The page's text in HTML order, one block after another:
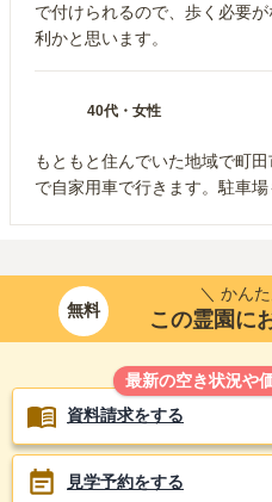
で付けられるので、歩く必要
利かと思います。
40代 ・ 女性
もともと住んでいた地域で町
で自家用車で行きます。駐車場
無料
＼ かん
この霊園に
最新の空き状況や
資料請求をする
見学予約をする